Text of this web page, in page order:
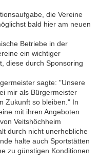
die Vereine
bald hier am neuen
Betriebe in der
ein wichtiger
diese durch Sponsoring
sagte: "Unsere
mir als Bürgermeister
Zukunft so bleiben." In
mit ihren Angeboten
Veitshöchheim
durch nicht unerhebliche
halte auch Sportstätten
zu günstigen Konditionen